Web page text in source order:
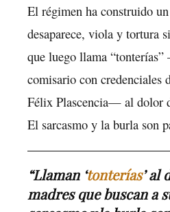
El régimen ha construido
desaparece, viola y tortura
que luego llama
comisario con credenciales
Félix Plascencia— al dolor
El sarcasmo y la burla son
“Llaman ‘tonterías’ al
madres que buscan a